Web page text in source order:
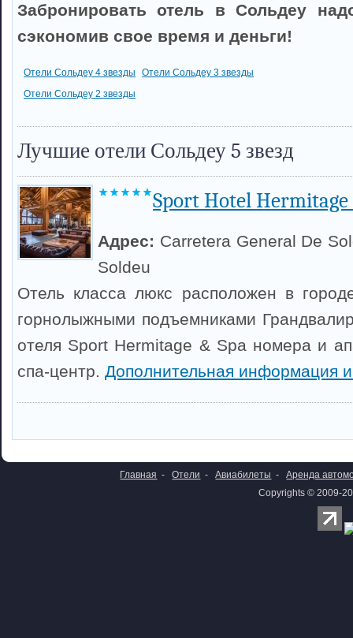
Забронировать отель в Сольдеу
сэкономив свое время и деньги!
Отели Сольдеу 4 звезды
Отели Сольдеу 3 звезды
Отели Сольдеу 2 звезды
Лучшие отели Сольдеу 5 звезд
Sport Hotel Hermitage
Адрес: Carretera General De
Soldeu
Отель класса люкс расположен в
горнолыжными подъемниками
отеля Sport Hermitage & Spa номера и
спа-центр. Дополнительная информация
Главная - Отели - Авиабилеты -
Аренда
Copyrights © 2009-